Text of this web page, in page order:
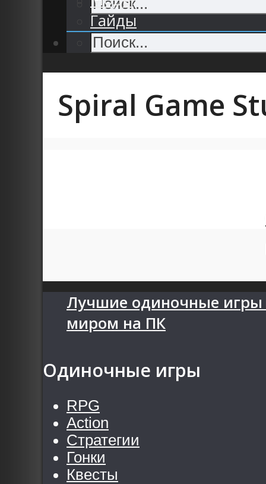
Гайды
Spiral Game
Лучшие одиночные
миром на ПК
Одиночные игры
RPG
Action
Стратегии
Гонки
Квесты